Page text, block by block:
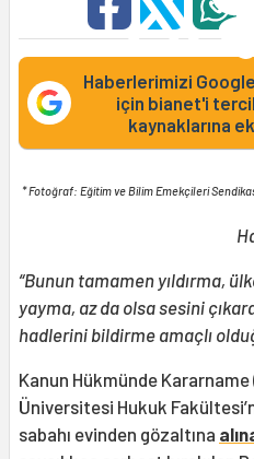
Haberlerimizi
için bianet'i
kaynaklarına
* Fotoğraf: Eğitim ve Bilim Emekçileri
“Bunun tamamen yıldırma,
yayma, az da olsa sesini
hadlerini bildirme amaçlı
Kanun Hükmünde Kararname
Üniversitesi Hukuk
sabahı evinden gözaltına